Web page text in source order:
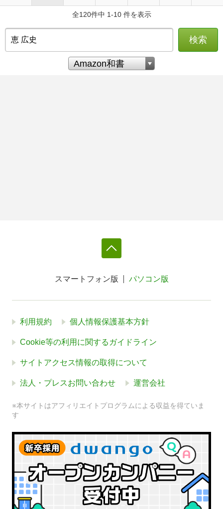
全120件中 1-10 件を表示
検索
スマートフォン版 パソコン版
利用規約 個人情報保護基本方針
Cookie等の利用に関するガイドライン
サイトアクセス情報の取得について
法人・プレスお問い合わせ 運営会社
※本サイトはアフィリエイトプログラムによる収益を得ていま
す